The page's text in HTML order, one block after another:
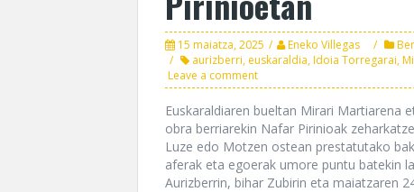
15 maiatza, 2025 Eneko Villegas
aurizberri, euskaraldia,Idoia Torregarai,
Leave a comment
Euskaraldiaren bueltan Mirari Martiarena
obra berriarekin Nafar Pirinioak
Luze edo Motzen ostean prestatutako
aferak eta egoerak umore puntu batekin
Aurizberrin, bihar Zubirin eta maiatzaren